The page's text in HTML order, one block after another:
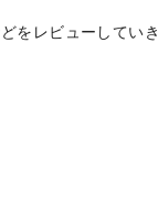
をレビューしていき